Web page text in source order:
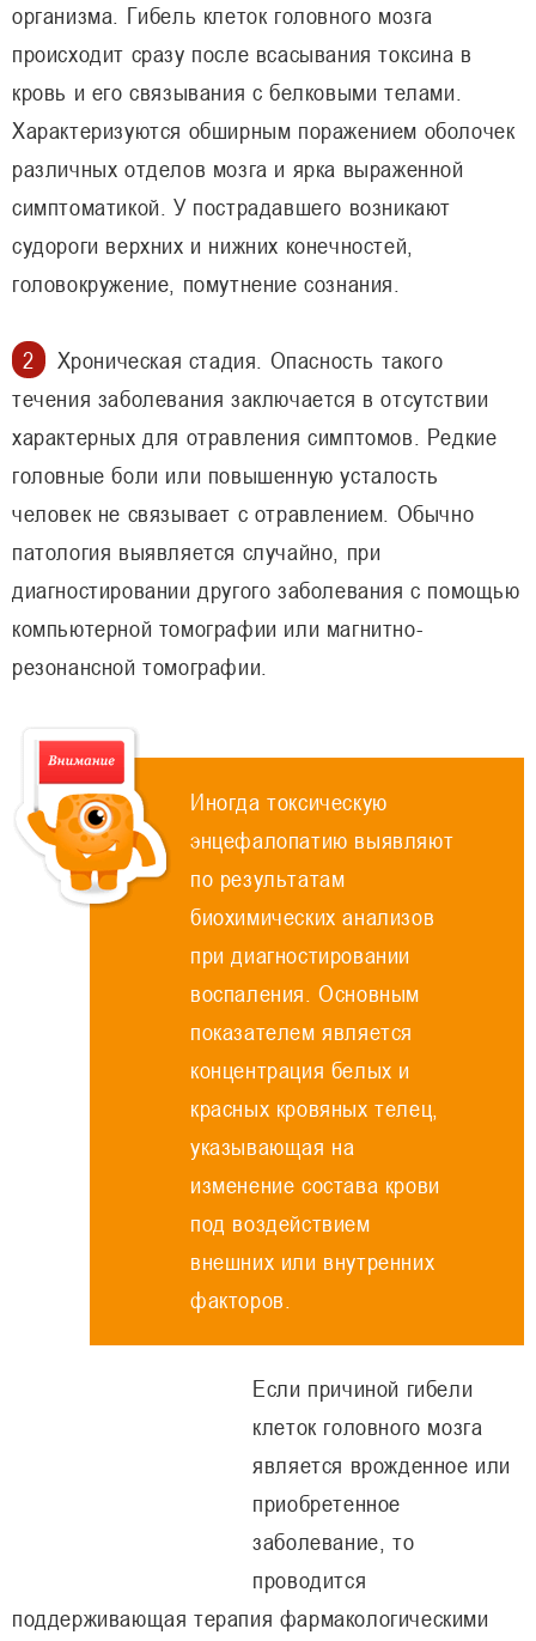
организма. Гибель клеток головного мозга
происходит сразу после всасывания токсина в
кровь и его связывания с белковыми телами.
Характеризуются обширным поражением оболочек
различных отделов мозга и ярка выраженной
симптоматикой. У пострадавшего возникают
судороги верхних и нижних конечностей,
головокружение, помутнение сознания.
Хроническая стадия. Опасность такого
течения заболевания заключается в отсутствии
характерных для отравления симптомов. Редкие
головные боли или повышенную усталость
человек не связывает с отравлением. Обычно
патология выявляется случайно, при
диагностировании другого заболевания с помощью
компьютерной томографии или магнитно-
резонансной томографии.
Иногда токсическую
энцефалопатию выявляют
по результатам
биохимических анализов
при диагностировании
воспаления. Основным
показателем является
концентрация белых и
красных кровяных телец,
указывающая на
изменение состава крови
под воздействием
внешних или внутренних
факторов.
Если причиной гибели
клеток головного мозга
является врожденное или
приобретенное
заболевание, то
проводится
поддерживающая терапия фармакологическими